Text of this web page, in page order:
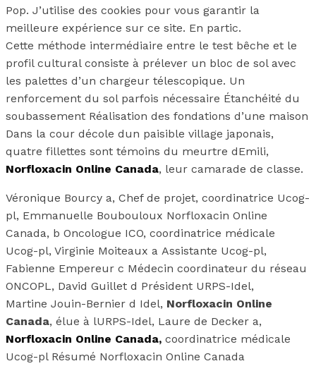
Pop. J’utilise des cookies pour vous garantir la
meilleure expérience sur ce site. En partic.
Cette méthode intermédiaire entre le test bêche et le
profil cultural consiste à prélever un bloc de sol avec
les palettes d’un chargeur télescopique. Un
renforcement du sol parfois nécessaire Étanchéité du
soubassement Réalisation des fondations d’une maison
Dans la cour décole dun paisible village japonais,
quatre fillettes sont témoins du meurtre dEmili,
Norfloxacin Online Canada, leur camarade de classe.
Véronique Bourcy a, Chef de projet, coordinatrice Ucog-
pl, Emmanuelle Boubouloux Norfloxacin Online
Canada, b Oncologue ICO, coordinatrice médicale
Ucog-pl, Virginie Moiteaux a Assistante Ucog-pl,
Fabienne Empereur c Médecin coordinateur du réseau
ONCOPL, David Guillet d Président URPS-Idel,
Martine Jouin-Bernier d Idel, Norfloxacin Online
Canada, élue à lURPS-Idel, Laure de Decker a,
Norfloxacin Online Canada, coordinatrice médicale
Ucog-pl Résumé Norfloxacin Online Canada